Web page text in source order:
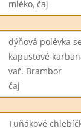
mléko, čaj
dýňová polévka
kapustové
vař. Brambor
čaj
Tuňákové